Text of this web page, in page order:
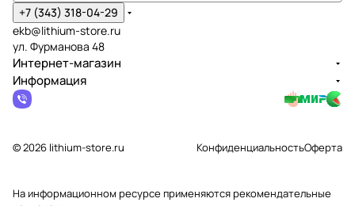
+7 (343) 318-04-29
ekb@lithium-store.ru
ул. Фурманова 48
Интернет-магазин
Информация
© 2026 lithium-store.ru КонфиденциальностьОферта
На информационном ресурсе применяютсярекомендательные